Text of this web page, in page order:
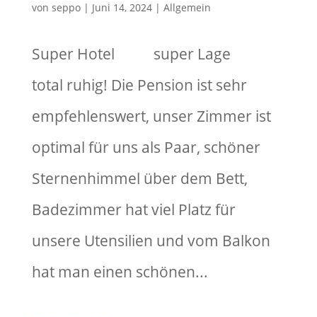
von seppo| Juni 14, 2024| Allgemein
Super Hotel super Lage
total ruhig! Die Pension ist sehr
empfehlenswert, unser Zimmer ist
optimal für uns als Paar, schöner
Sternenhimmel über dem Bett,
Badezimmer hat viel Platz für
unsere Utensilien und vom Balkon
hat man einen schönen...